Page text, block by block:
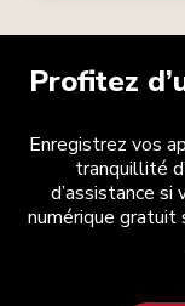
Profitez
Enregistrez vos
tranquillité
d’assistance si
numérique gratuit